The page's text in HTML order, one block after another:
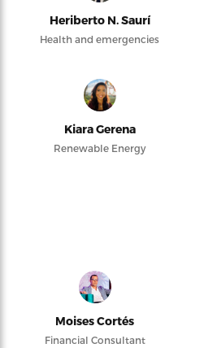
Heriberto N. Saurí
Health and emergencies
Kiara Gerena
Renewable Energy
Moises Cortés
Financial Consultant